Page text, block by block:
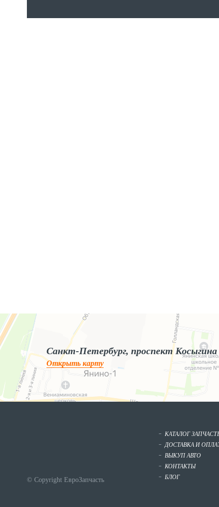
Яндекс.Карты
Яндекс.Карты — поиск мест и адресов, городской транспорт
Санкт-Петербург, проспект Косыгина
Открыть карту
© Copyright ЕвроЗапчасть
КАТАЛОГ
ДОСТАВКА И
ВЫКУП АВТО
КОНТАКТЫ
БЛОГ